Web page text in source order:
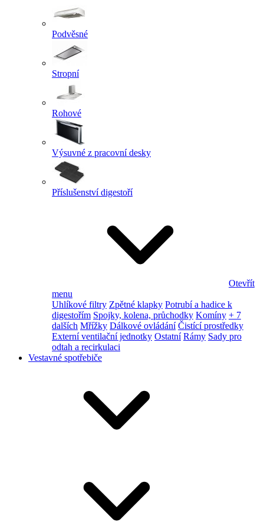
Podvěsné
Stropní
Rohové
Výsuvné z pracovní desky
Příslušenství digestoří
Otevřít
menu
Uhlíkové filtry Zpětné klapky Potrubí a hadice k
digestořím Spojky, kolena, průchodky Komíny + 7
dalších Mřížky Dálkové ovládání Čistící prostředky
Externí ventilační jednotky Ostatní Rámy Sady pro
odtah a recirkulaci
Vestavné spotřebiče